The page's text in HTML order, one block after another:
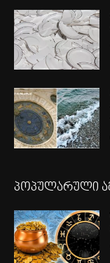
პოპულარული